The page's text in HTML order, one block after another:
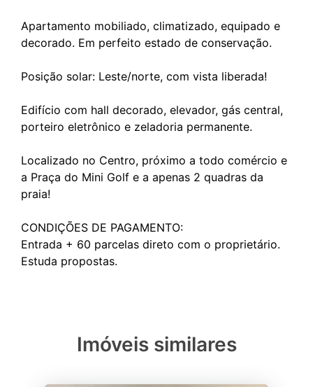
Apartamento mobiliado, climatizado, equipado e
decorado. Em perfeito estado de conservação.
Posição solar: Leste/norte, com vista liberada!
Edifício com hall decorado, elevador, gás central,
porteiro eletrônico e zeladoria permanente.
Localizado no Centro, próximo a todo comércio e
a Praça do Mini Golf e a apenas 2 quadras da
praia!
CONDIÇÕES DE PAGAMENTO:
Entrada + 60 parcelas direto com o proprietário.
Imóveis similares